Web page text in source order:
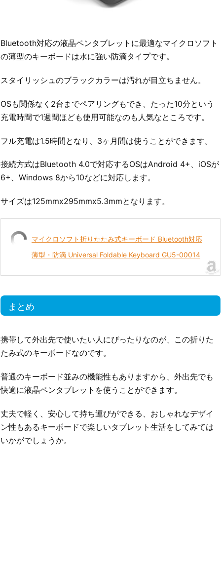
Bluetooth対応の液晶ペンタブレットに最適なマイクロソフト
の薄型のキーボードは水に強い防滴タイプです。
スタイリッシュのブラックカラーは汚れが目立ちません。
OSも関係なく2台までペアリングもでき、たった10分という
充電時間で1週間ほども使用可能なのも人気なところです。
フル充電は1.5時間となり、3ヶ月間は使うことができます。
接続方式はBluetooth 4.0で対応するOSはAndroid 4+、iOSが
6+、Windows 8から10などに対応します。
サイズは125mmx295mmx5.3mmとなります。
マイクロソフト折りたたみ式キーボード Bluetooth対応
薄型・防滴 Universal Foldable Keyboard GU5-00014
まとめ
携帯して外出先で使いたい人にぴったりなのが、この折りた
たみ式のキーボードなのです。
普通のキーボード並みの機能性もありますから、外出先でも
快適に液晶ペンタブレットを使うことができます。
丈夫で軽く、安心して持ち運びができる、おしゃれなデザイ
ン性もあるキーボードで楽しいタブレット生活をしてみては
いかがでしょうか。